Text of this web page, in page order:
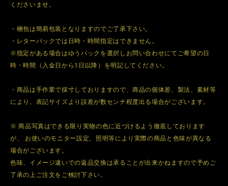
くださいませ。
・梱包は簡易包装となりますのでご了承下さい。
・レターパックでは日時・時間指定はできません。
※指定がある場合はゆうパックを選択しお問い合わせにてご希望の日
時・時間（入金日から3日以降）を明記してください。
・商品は手作業で採寸しておりますので、商品の個体差、製法、素材等
により、表記サイズより誤差が数センチ程度出る場合がございます。
※ 商品写真はできる限り実物の色に近づけるよう徹底しております
が、 お使いのモニター設定、照明等により実際の商品と色味が異なる
場合がございます。
色味、イメージ違いでの返品交換は承ることが出来かねますので予めご
了承の上ご注文をご検討下さい。